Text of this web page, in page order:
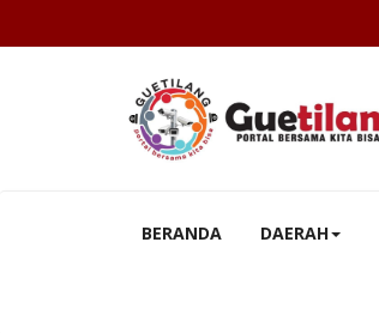
BERANDA DAERAH